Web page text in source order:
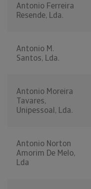
Antonio Ferreira
Resende, Lda.
Antonio M.
Santos, Lda.
Antonio Moreira
Tavares,
Unipessoal, Lda.
Antonio Norton
Amorim De Melo,
Lda